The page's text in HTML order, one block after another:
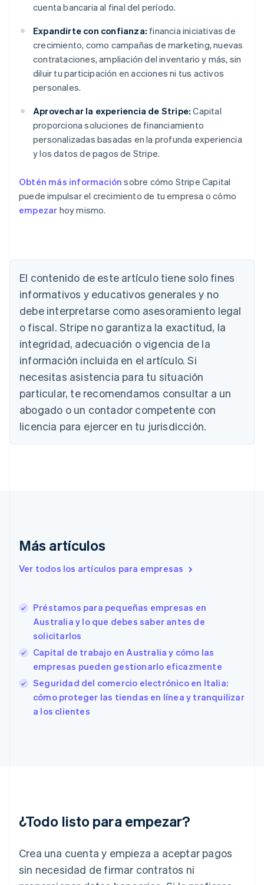
cuenta bancaria al final del período.
Expandirte con confianza: financia iniciativas de
crecimiento, como campañas de marketing, nuevas
contrataciones, ampliación del inventario y más, sin
diluir tu participación en acciones ni tus activos
personales.
Aprovechar la experiencia de Stripe: Capital
proporciona soluciones de financiamiento
personalizadas basadas en la profunda experiencia
y los datos de pagos de Stripe.
Obtén más información sobre cómo Stripe Capital
puede impulsar el crecimiento de tu empresa o cómo
empezar hoy mismo.
El contenido de este artículo tiene solo fines
informativos y educativos generales y no
debe interpretarse como asesoramiento legal
o fiscal. Stripe no garantiza la exactitud, la
integridad, adecuación o vigencia de la
información incluida en el artículo. Si
necesitas asistencia para tu situación
particular, te recomendamos consultar a un
abogado o un contador competente con
licencia para ejercer en tu jurisdicción.
Más artículos
Ver todos los artículos para empresas
Préstamos para pequeñas empresas en
Australia y lo que debes saber antes de
solicitarlos
Capital de trabajo en Australia y cómo las
empresas pueden gestionarlo eficazmente
Seguridad del comercio electrónico en Italia:
cómo proteger las tiendas en línea y tranquilizar
a los clientes
¿Todo listo para empezar?
Crea una cuenta y empieza a aceptar pagos
sin necesidad de firmar contratos ni
Alemania
Deutsch
Australia
English
Austria
Bélgica
NederlandsFrançaisDeutschEnglish
Brasil
Português English
Bulgaria
English
Canadá
English Français
China continental
English
Eslovaquia
España
EspañolEnglish
Estados Unidos
English Español 简体中文
Estonia
English
Finlandia
EnglishSvenska
Francia
Irlanda
Italia
English
Japón